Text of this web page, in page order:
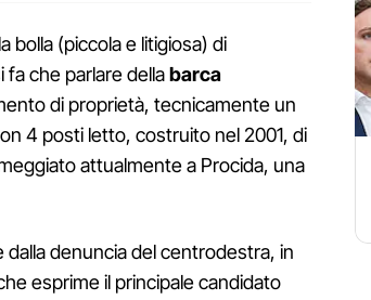
bolla (piccola e litigiosa) di
fa che parlare dellabarca
di proprietà, tecnicamente un
4 posti letto, costruito nel 2001, di
attualmente a Procida, una
dalla denuncia del centrodestra, in
esprime il principale candidato